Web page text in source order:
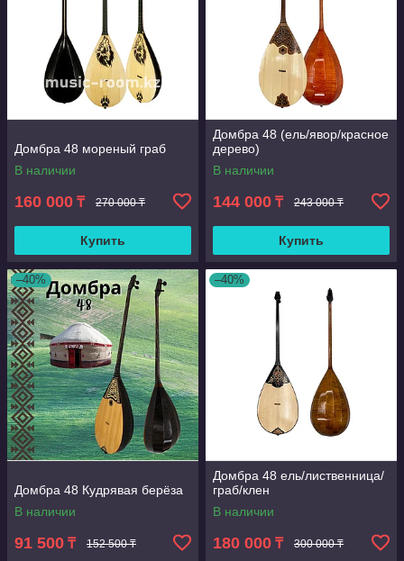
Домбра 48 мореный граб
В наличии
160 000 ₸ 270 000 ₸
Купить
Домбра 48 (ель/явор/красное
дерево)
В наличии
144 000 ₸ 243 000 ₸
Купить
–40%
Домбра 48 Кудрявая берёза
В наличии
91 500 ₸ 152 500 ₸
–40%
Домбра 48 ель/лиственница/
граб/клен
В наличии
180 000 ₸ 300 000 ₸